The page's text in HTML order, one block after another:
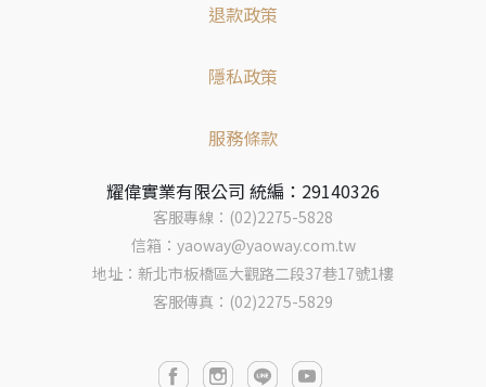
退款政策
隱私政策
服務條款
耀偉實業有限公司 統編：29140326
客服專線：(02)2275-5828
信箱：yaoway@yaoway.com.tw
地址：新北市板橋區大觀路二段37巷17號1樓
客服傳真：(02)2275-5829